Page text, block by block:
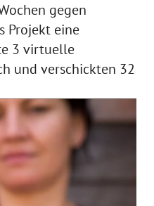
gegen
Projekt eine
3 virtuelle
und verschickten 32